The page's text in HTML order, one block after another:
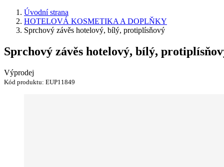
Úvodní strana
HOTELOVÁ KOSMETIKA A DOPLŇKY
Sprchový závěs hotelový, bílý, protiplísňový
Sprchový závěs hotelový, bílý,
Výprodej
Kód produktu: EUP11849